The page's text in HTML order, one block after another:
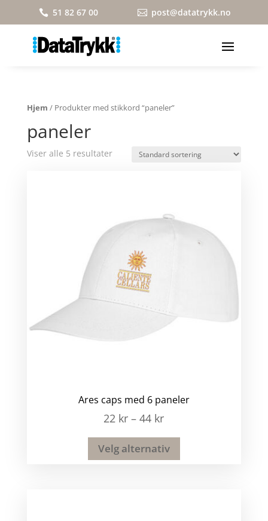
 51 82 67 00  post@datatrykk.no
Hjem / Produkter med stikkord “paneler”
paneler
Viser alle 5 resultater
Ares caps med 6 paneler
22 kr –44 kr
Velg alternativ